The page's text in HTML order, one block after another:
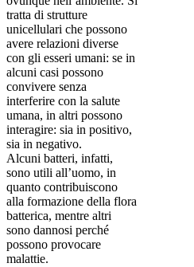
tratta di strutture
unicellulari che possono
avere relazioni diverse
con gli esseri umani: se in
alcuni casi possono
convivere senza
interferire con la salute
umana, in altri possono
interagire: sia in positivo,
sia in negativo.
Alcuni batteri, infatti,
sono utili all’uomo, in
quanto contribuiscono
alla formazione della flora
batterica, mentre altri
sono dannosi perché
possono provocare
malattie.